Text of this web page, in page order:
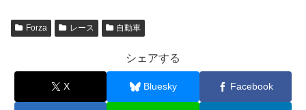
Forza レース 自動車
シェアする
X Bluesky Facebook